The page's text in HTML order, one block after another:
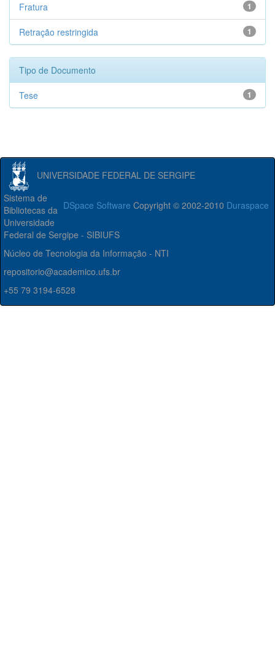
1
Fratura
1
Retração restringida
Tipo de Documento
1
Tese
UNIVERSIDADE FEDERAL DE SERGIPE
DSpace Software Copyright © 2002-2010 Duraspace
Sistema de
Bibliotecas da
Universidade
Federal de Sergipe - SIBIUFS
Núcleo de Tecnologia da Informação - NTI
repositorio@academico.ufs.br
+55 79 3194-6528